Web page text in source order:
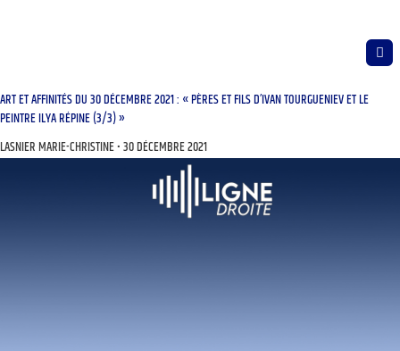
ART ET AFFINITÉS DU 30 DÉCEMBRE 2021 : « PÈRES ET FILS D’IVAN TOURGUENIEV ET LE
PEINTRE ILYA RÉPINE (3/3) »
LASNIER MARIE-CHRISTINE 30 DÉCEMBRE 2021